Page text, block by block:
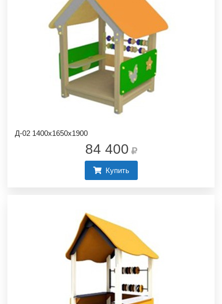
Д-02 1400х1650х1900
84 400
Купить